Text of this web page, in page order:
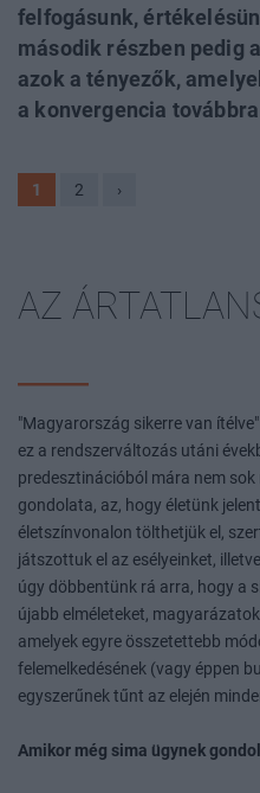
felfogásunk,
második részben pedig
azok a tényezők,
a konvergencia
1 2 ›
AZ
"Magyarország sikerre van
ez a rendszerváltozás utáni
predesztinációból mára nem
gondolata, az, hogy életünk
életszínvonalon tölthetjük el,
játszottuk el az esélyeinket,
úgy döbbentünk rá arra, hogy a
újabb elméleteket,
amelyek egyre összetettebb
felemelkedésének (vagy éppen
egyszerűnek tűnt az elején
Amikor még sima ügynek